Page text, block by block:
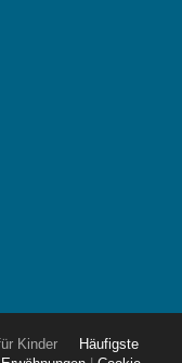
Kinder
Häufigste